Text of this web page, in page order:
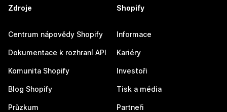
Zdroje
Centrum nápovědy Shopify
Dokumentace k rozhraní API
Komunita Shopify
Blog Shopify
Průzkum
Shopify
Informace
Kariéry
Investoři
Tisk a média
Partneři